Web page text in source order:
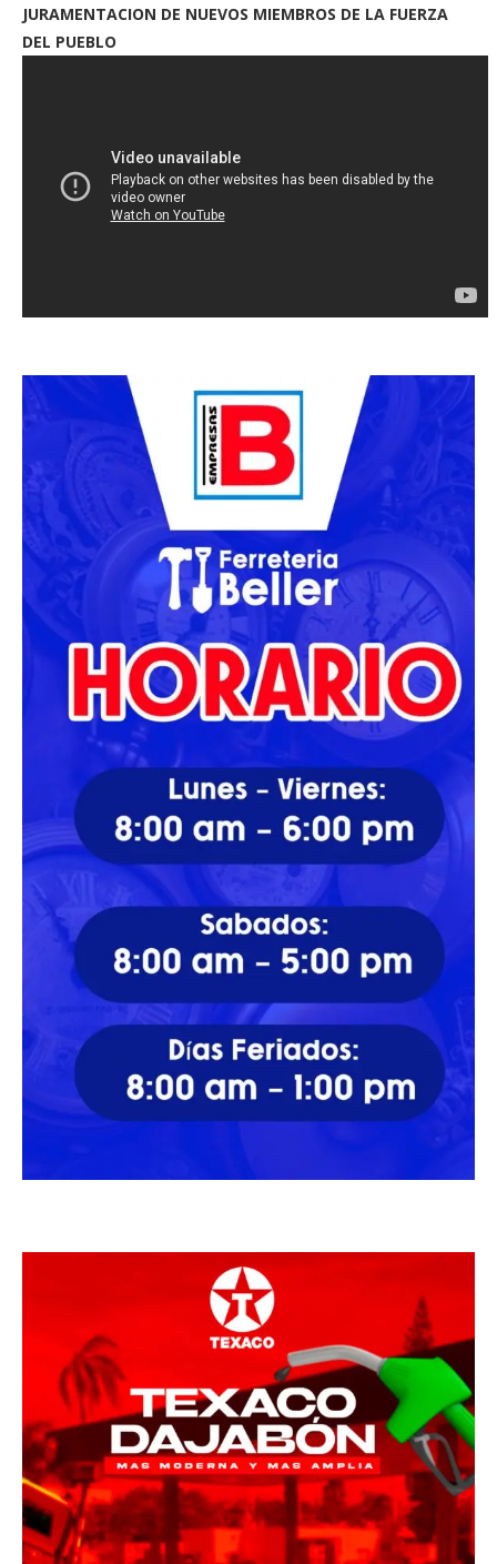
JURAMENTACION DE NUEVOS MIEMBROS DE LA FUERZA
DEL PUEBLO